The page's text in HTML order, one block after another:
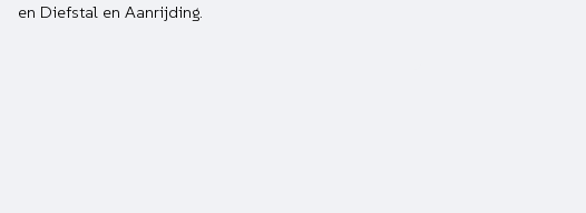
en Diefstal en Aanrijding.